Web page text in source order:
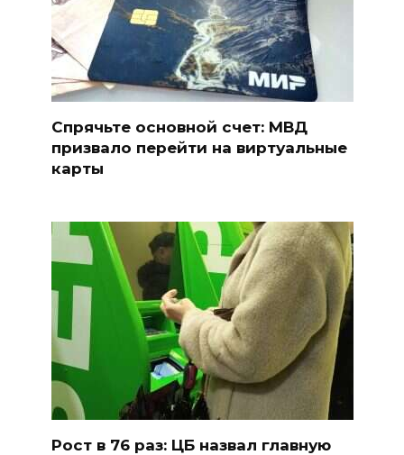
Спрячьте основной счет: МВД
призвало перейти на виртуальные
карты
Рост в 76 раз: ЦБ назвал главную